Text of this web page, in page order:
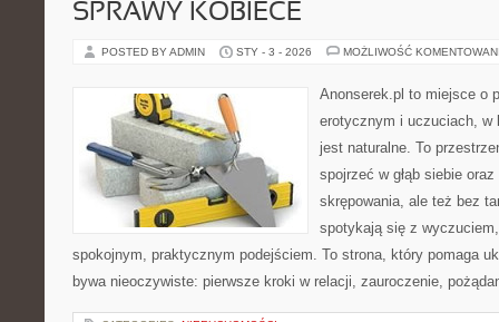
SPRAWY KOBIECE
POSTED BY ADMIN STY - 3 - 2026 MOŻLIWOŚĆ
Anonserek.pl to miejsce o
erotycznym i uczuciach, w
jest naturalne. To
spojrzeć w głąb siebie
skrępowania, ale też bez
spotykają się z
spokojnym, praktycznym podejściem. To strona, który pomaga
bywa nieoczywiste: pierwsze kroki w relacji, zauroczenie,